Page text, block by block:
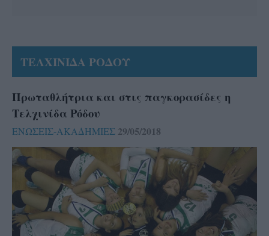
ΤΕΛΧΙΝΙΔΑ ΡΟΔΟΥ
Πρωταθλήτρια και στις παγκορασίδες η
Τελχινίδα Ρόδου
ΕΝΩΣΕΙΣ-ΑΚΑΔΗΜΙΕΣ 29/05/2018